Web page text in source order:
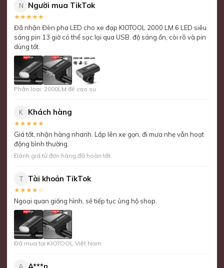
N Người mua TikTok
★★★★★
Đã nhận Đèn pha LED cho xe đạp KIOTOOL 2000 LM 6 LED siêu
sáng pin 13 giờ có thể sạc lại qua USB. độ sáng ổn, còi rõ và pin
dùng tốt.
Phân loại: 2000LM đế cao su
K Khách hàng
★★★★★
Giá tốt, nhận hàng nhanh. Lắp lên xe gọn, đi mưa nhẹ vẫn hoạt
động bình thường.
Đánh giá từ đơn hàng đã hoàn tất
T Tài khoản TikTok
★★★★☆
Ngoại quan giống hình, sẽ tiếp tục ủng hộ shop.
Đã mua tại KIOTOOL Việt Nam
A